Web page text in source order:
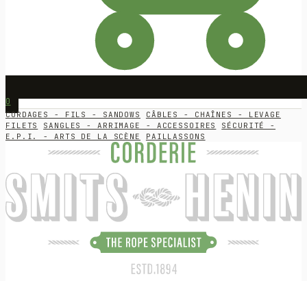
0
CORDAGES - FILS - SANDOWS
CÂBLES - CHAÎNES - LEVAGE
FILETS
SANGLES - ARRIMAGE - ACCESSOIRES
SÉCURITÉ -
E.P.I. - ARTS DE LA SCÈNE
PAILLASSONS